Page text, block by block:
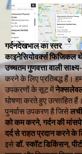
गर्दनदेखभाल का स्तर
काइनेसियोवर्क्स फिजिकल
उच्चतम गुणवत्ता वाली
करने के लिए प्रतिबद्ध हैं।
उपकरणों के सूट में
घोषणा करते हुए उत्साहित
पुनर्वास उपकरण है जिसे
को कम करने, गर्दन की
दर्द से राहत प्रदान करने के
इसेडॉ. स्कॉट डिकिंसन,